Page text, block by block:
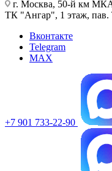
г. Москва, 50-й км
ТК "Ангар", 1 этаж, пав.
Вконтакте
Telegram
MAX
+7 901 733-22-90